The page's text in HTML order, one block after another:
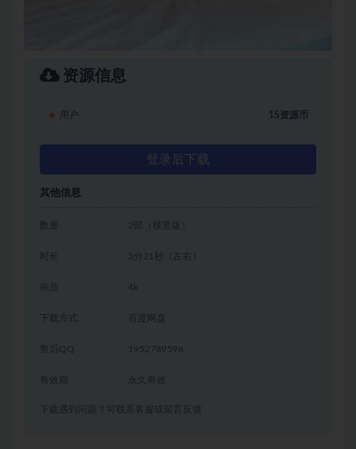
资源信息
用户 15资源币
登录后下载
其他信息
数量 2部（横竖版）
时长 3分21秒（左右）
4k
下载方式 百度网盘
售后QQ 1952789596
有效期 永久有效
下载遇到问题？可联系客服或留言反馈